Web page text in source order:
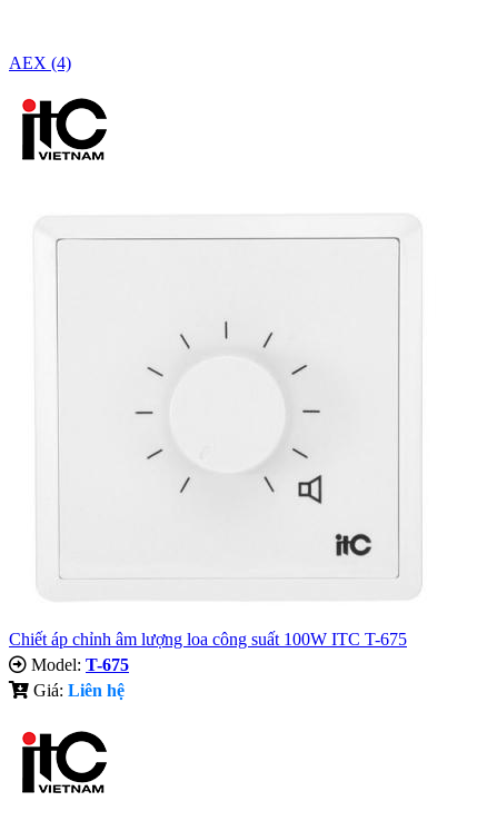
AEX (4)
Chiết áp chỉnh âm lượng loa công suất 100W ITC T-675
Model: T-675
Giá: Liên hệ